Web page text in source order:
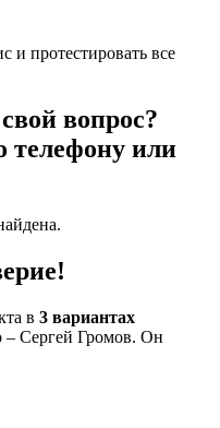
и протестировать все
вопрос?
телефону или
в 3 вариантах
– Сергей Громов. Он